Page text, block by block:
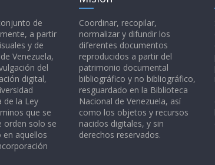
de
a partir
y de
Venezuela,
del
digital,
de la Ley
que se
orden solo se
aquellos
Coordinar, recopilar,
normalizar y difundir los
diferentes documentos
reproducidos a partir del
patrimonio documental
bibliográfico y no bibliográfico,
resguardado en la Biblioteca
Nacional de Venezuela, así
como los objetos y recursos
nacidos digitales, y sin
derechos reservados.